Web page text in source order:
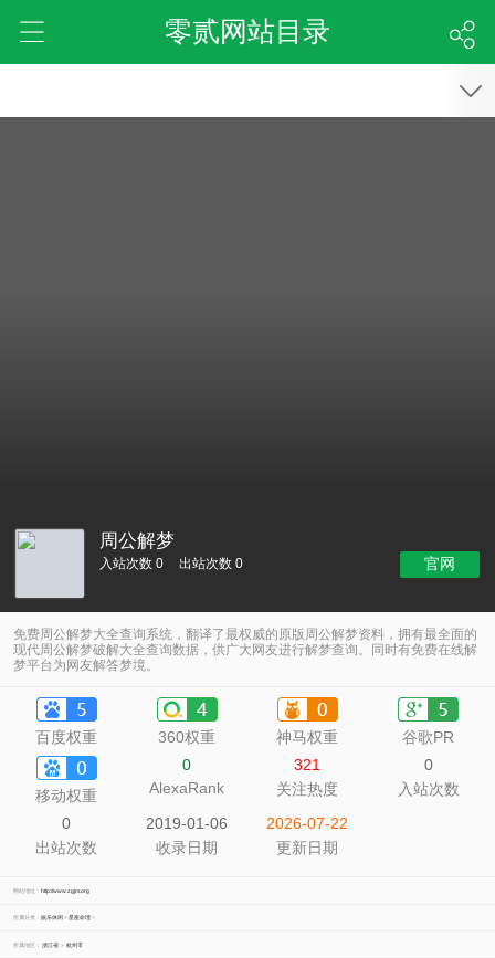
零贰网站目录
周公解梦
入站次数 0 出站次数 0 官网
免费周公解梦大全查询系统，翻译了最权威的原版周公解梦资料，拥有最全面的
现代周公解梦破解大全查询数据，供广大网友进行解梦查询。同时有免费在线解
梦平台为网友解答梦境。
百度权重 360权重 神马权重 谷歌PR
移动权重
0
AlexaRank
321
关注热度
0
入站次数
0
出站次数
2019-01-06
收录日期
2026-07-22
更新日期
网站地址： http://www.zgjm.org
所属分类： 娱乐休闲>星座命理>
所属地区： 浙江省> 杭州市